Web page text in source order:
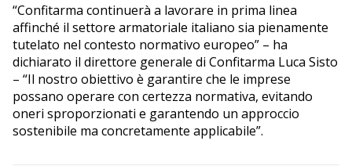
“Confitarma continuerà a lavorare in prima linea
affinché il settore armatoriale italiano sia pienamente
tutelato nel contesto normativo europeo” – ha
dichiarato il direttore generale di Confitarma Luca Sisto
– “Il nostro obiettivo è garantire che le imprese
possano operare con certezza normativa, evitando
oneri sproporzionati e garantendo un approccio
sostenibile ma concretamente applicabile”.